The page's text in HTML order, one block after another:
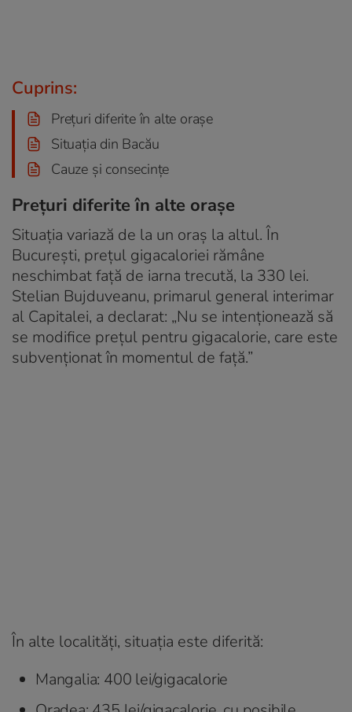
Cuprins:
Prețuri diferite în alte orașe
Situația din Bacău
Cauze și consecințe
Prețuri diferite în alte orașe
Situația variază de la un oraș la altul. În
București, prețul gigacaloriei rămâne
neschimbat față de iarna trecută, la 330 lei.
Stelian Bujduveanu, primarul general interimar
al Capitalei, a declarat: „Nu se intenționează să
se modifice prețul pentru gigacalorie, care este
subvenționat în momentul de față.”
În alte localități, situația este diferită:
Mangalia: 400 lei/gigacalorie